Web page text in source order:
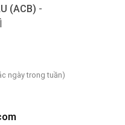
(ACB) -
ngày trong tuần)